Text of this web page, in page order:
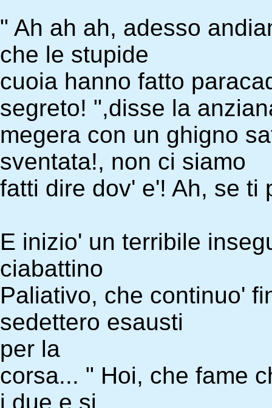
" Ah ah ah, adesso
che le stupide
cuoia hanno fatto
segreto! ",disse la
megera con un ghigno
sventata!, non ci siamo
fatti dire dov' e'! Ah, se ti
E inizio' un terribile
ciabattino
Paliativo, che continuo'
sedettero esausti
per la
corsa... " Hoi, che fame
i due e si